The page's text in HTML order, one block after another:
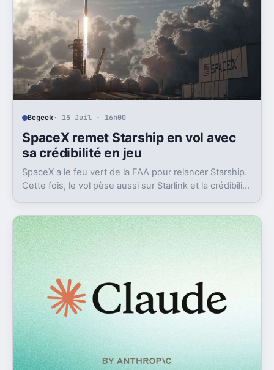
Begeek· 15 Juil · 16h00
SpaceX remet Starship en vol avec
sa crédibilité en jeu
SpaceX a le feu vert de la FAA pour relancer Starship.
Cette fois, le vol pèse aussi sur Starlink et la crédibilité